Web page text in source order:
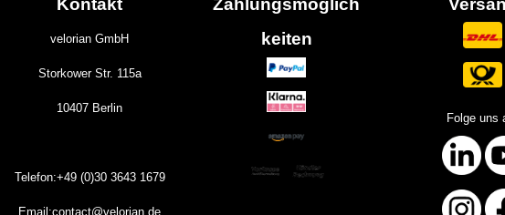
Kontakt
velorian GmbH
Storkower Str. 115a
10407 Berlin
Telefon:+49 (0)3036431679
Email:contact@velorian.de
Zahlungsmöglich
keiten
Folge uns